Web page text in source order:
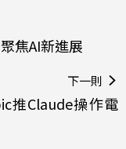
焦AI新進展
下一則
推Claude操作電